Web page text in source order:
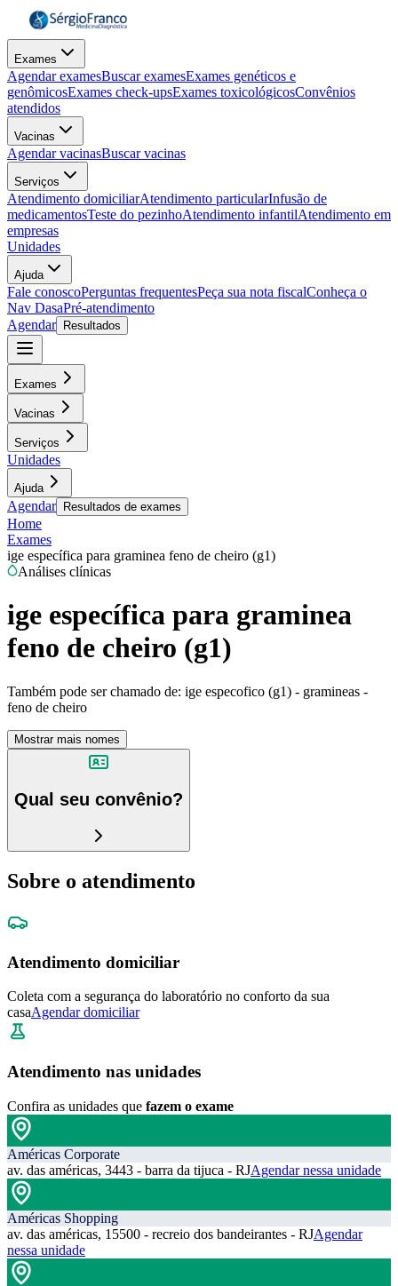
Exames
Agendar examesBuscar examesExames genéticos e
genômicosExames check-upsExames toxicológicosConvênios
atendidos
Vacinas
Agendar vacinasBuscar vacinas
Serviços
Atendimento domiciliarAtendimento particularInfusão de
medicamentosTeste do pezinhoAtendimento infantilAtendimento em
empresas
Unidades
Ajuda
Fale conoscoPerguntas frequentesPeça sua nota fiscalConheça o
Nav DasaPré-atendimento
Agendar
Resultados
Exames
Vacinas
Serviços
Unidades
Ajuda
Agendar Resultados de exames
Home
Exames
ige específica para graminea feno de cheiro (g1)
Análises clínicas
ige específica para graminea
feno de cheiro (g1)
Também pode ser chamado de: ige especofico (g1) - gramineas -
feno de cheiro
Mostrar mais nomes
Qual seu convênio?
Sobre o atendimento
Atendimento domiciliar
Coleta com a segurança do laboratório no conforto da sua
casaAgendar domiciliar
Atendimento nas unidades
Confira as unidades que fazem o exame
Américas Corporate
av. das américas, 3443 - barra da tijuca - RJAgendar nessa unidade
Américas Shopping
av. das américas, 15500 - recreio dos bandeirantes - RJAgendar
nessa unidade